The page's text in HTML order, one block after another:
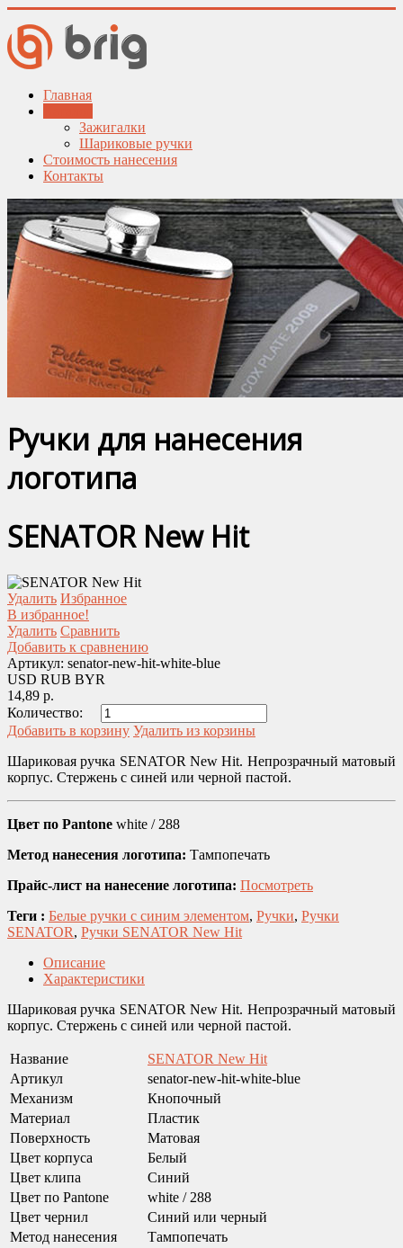
Главная
Зажигалки
Шариковые ручки
Стоимость нанесения
Контакты
Ручки для нанесения
логотипа
SENATOR New Hit
Удалить Избранное
В избранное!
Удалить Сравнить
Добавить к сравнению
Артикул: senator-new-hit-white-blue
USD RUB BYR
14,89 р.
Количество:
Добавить в корзину Удалить из корзины
Шариковая ручка SENATOR New Hit. Непрозрачный матовый
корпус. Стержень с синей или черной пастой.
Цвет по Pantone white / 288
Метод нанесения логотипа: Тампопечать
Прайс-лист на нанесение логотипа: Посмотреть
Теги : Белые ручки с синим элементом, Ручки, Ручки
SENATOR, Ручки SENATOR New Hit
Описание
Характеристики
Шариковая ручка SENATOR New Hit. Непрозрачный матовый
корпус. Стержень с синей или черной пастой.
Название
SENATOR New Hit
Артикул
senator-new-hit-white-blue
Механизм
Кнопочный
Материал
Пластик
Поверхность
Матовая
Цвет корпуса
Белый
Цвет клипа
Синий
Цвет по Pantone
white / 288
Цвет чернил
Синий или черный
Метод нанесения
Тампопечать